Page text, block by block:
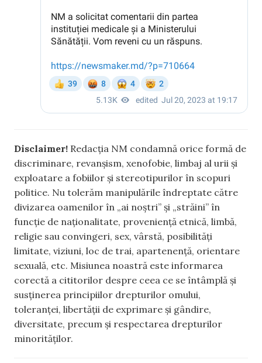
Disclaimer! Redacția NM condamnă orice formă de
discriminare, revanșism, xenofobie, limbaj al urii și
exploatare a fobiilor și stereotipurilor în scopuri
politice. Nu tolerăm manipulările îndreptate către
divizarea oamenilor în „ai noștri” și „străini” în
funcție de naționalitate, proveniență etnică, limbă,
religie sau convingeri, sex, vârstă, posibilități
limitate, viziuni, loc de trai, apartenență, orientare
sexuală, etc. Misiunea noastră este informarea
corectă a cititorilor despre ceea ce se întâmplă și
susținerea principiilor drepturilor omului,
toleranței, libertății de exprimare și gândire,
diversitate, precum și respectarea drepturilor
minorităților.